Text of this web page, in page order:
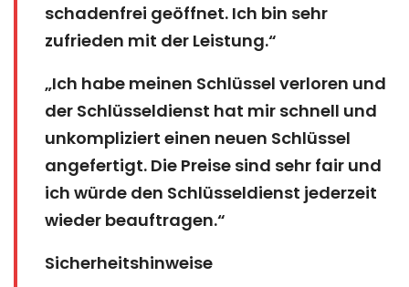
schadenfrei geöffnet. Ich bin sehr
zufrieden mit der Leistung.“
„Ich habe meinen Schlüssel verloren und
der Schlüsseldienst hat mir schnell und
unkompliziert einen neuen Schlüssel
angefertigt. Die Preise sind sehr fair und
ich würde den Schlüsseldienst jederzeit
wieder beauftragen.“
Sicherheitshinweise